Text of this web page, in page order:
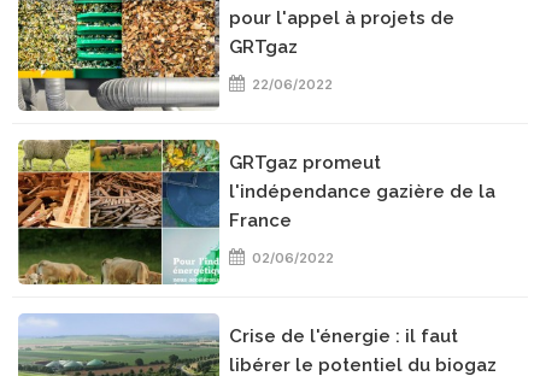
pour l'appel à projets de
GRTgaz
22/06/2022
GRTgaz promeut
l'indépendance gazière de la
France
02/06/2022
Crise de l'énergie : il faut
libérer le potentiel du biogaz